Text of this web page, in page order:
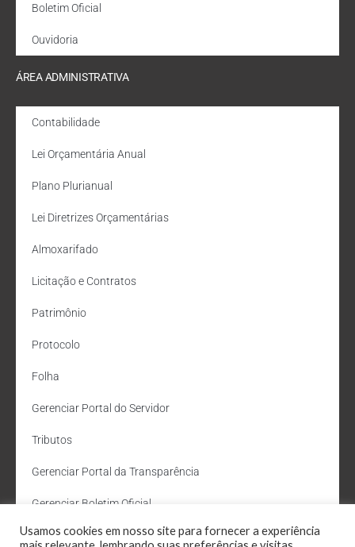
Boletim Oficial
Ouvidoria
ÁREA ADMINISTRATIVA
Contabilidade
Lei Orçamentária Anual
Plano Plurianual
Lei Diretrizes Orçamentárias
Almoxarifado
Licitação e Contratos
Patrimônio
Protocolo
Folha
Gerenciar Portal do Servidor
Tributos
Gerenciar Portal da Transparência
Gerenciar Boletim Oficial
Departamento de Água e Esgoto
Usamos cookies em nosso site para fornecer a experiência